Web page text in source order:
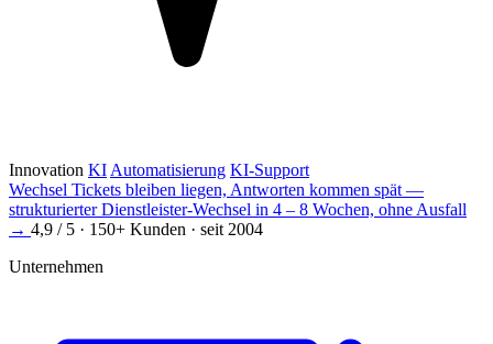
Innovation KI Automatisierung KI-Support
Wechsel Tickets bleiben liegen, Antworten kommen spät —
strukturierter Dienstleister-Wechsel in 4 – 8 Wochen, ohne Ausfall
→ 4,9 / 5 · 150+ Kunden · seit 2004
Unternehmen